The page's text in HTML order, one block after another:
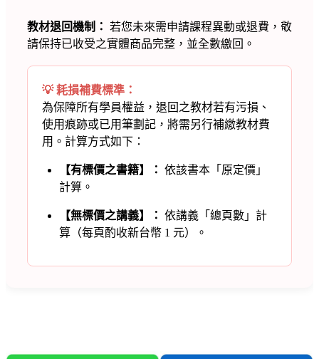
教材退回機制： 若您未來需申請課程異動或退費，敬
請保持已收受之實體商品完整，並全數繳回。
💡 耗損補費標準：
為保障所有學員權益，退回之教材若有污損、
使用痕跡或已用筆劃記，將需另行補繳教材費
用。計算方式如下：
【有標價之書籍】： 依該書本「原定價」
計算。
【無標價之講義】： 依講義「總頁數」計
算（每頁酌收新台幣 1 元）。